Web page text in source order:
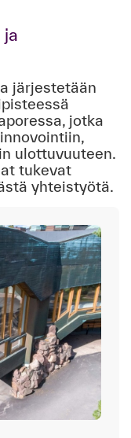
järjestetään
jotka
ulottuvuuteen.
tukevat
yhteistyötä.